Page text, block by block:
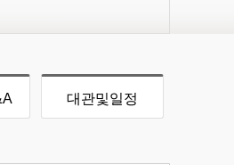
대관및일정